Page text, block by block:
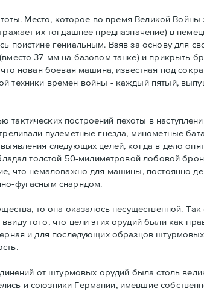
Место, которое во время Великой
их тогдашнее предназначение) в
поистине гениальным. Взяв за основу для
37-мм на базовом танке) и прикрыть
новая боевая машина, известная под
техники времен войны - каждый пятый,
построений пехоты в
пулеметные гнезда, минометные
следующих целей, когда в дело
толстой 50-милиметровой лобовой
что немаловажно для машины, постоянно
фугасным снарядом.
то она оказалось несущественной.
того, что цели этих орудий были как
и для последующих образцов
от штурмовых орудий была столь
и союзники Германии, имевшие